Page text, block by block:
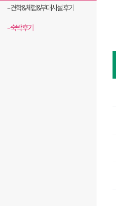
- 견학&체험&부대시설 후기
- 숙박 후기